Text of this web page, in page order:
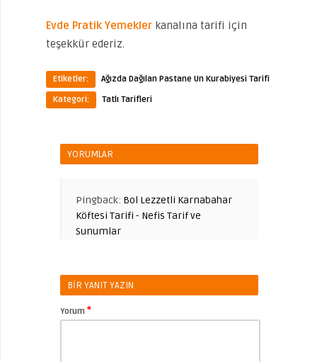
Evde Pratik Yemekler kanalına tarifi için
teşekkür ederiz.
Etiketler:
Ağızda Dağılan Pastane Un Kurabiyesi Tarifi
Kategori:
Tatlı Tarifleri
YORUMLAR
Pingback: Bol Lezzetli Karnabahar
Köftesi Tarifi - Nefis Tarif ve
Sunumlar
BIR YANIT YAZIN
Yorum *